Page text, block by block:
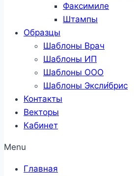
Факсимиле
Штампы
Образцы
Шаблоны Врач
Шаблоны ИП
Шаблоны ООО
Шаблоны Эксли́брис
Контакты
Векторы
Кабинет
Menu
Главная